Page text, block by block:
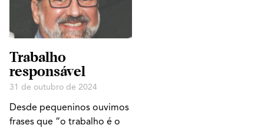
Trabalho
responsável
31 de outubro de 2024
Desde pequeninos ouvimos
frases que “o trabalho é o